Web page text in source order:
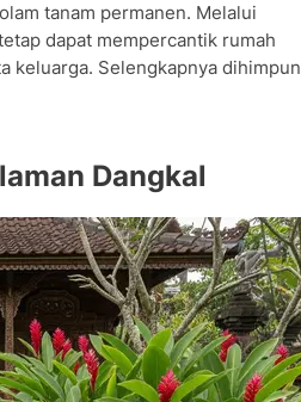
tanam permanen. Melalui
dapat mempercantik rumah
keluarga. Selengkapnya dihimpun
Dangkal